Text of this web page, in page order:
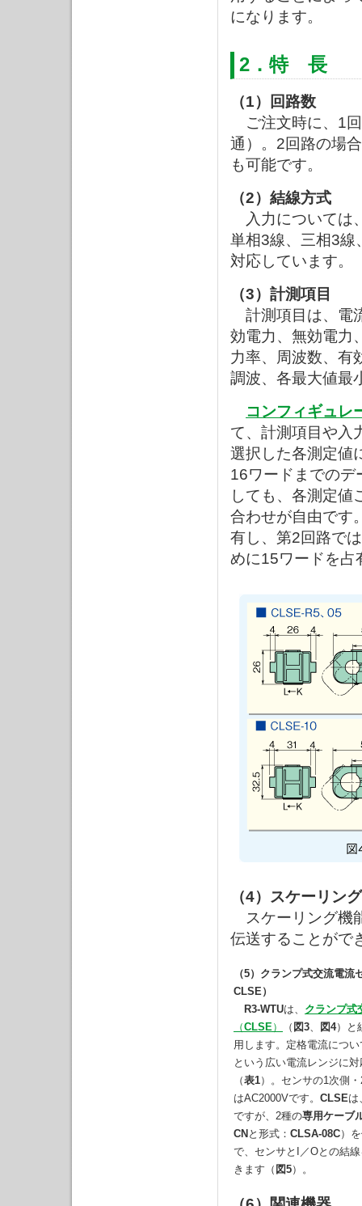
になります。
2．特 長
（1）回路数
ご注文時に、1
通）。2回路の場
も可能です。
（2）結線方式
入力については
単相3線、三相3線
対応しています。
（3）計測項目
計測項目は、電
効電力、無効電力
力率、周波数、有
調波、各最大値最
コンフィギュレ
て、計測項目や入
選択した各測定値
16ワードまでのデ
しても、各測定値
合わせが自由です
有し、第2回路で
めに15ワードを占
（4）スケーリング
スケーリング機
伝送することがで
（5）クランプ式交流電流
CLSE）
R3-WTUは、 クランプ式
（CLSE） （ 図3、 図4）と
用します。定格電流につ
という広い電流レンジに
（表1）。センサの1次側
はAC2000Vです。 CLSEは
ですが、2種の専用ケーブ
CN と形式： CLSA-08C）
で、センサとI／Oとの結
きます（ 図5）。